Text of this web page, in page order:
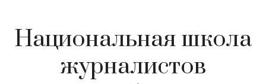
Национальная школа
журналистов